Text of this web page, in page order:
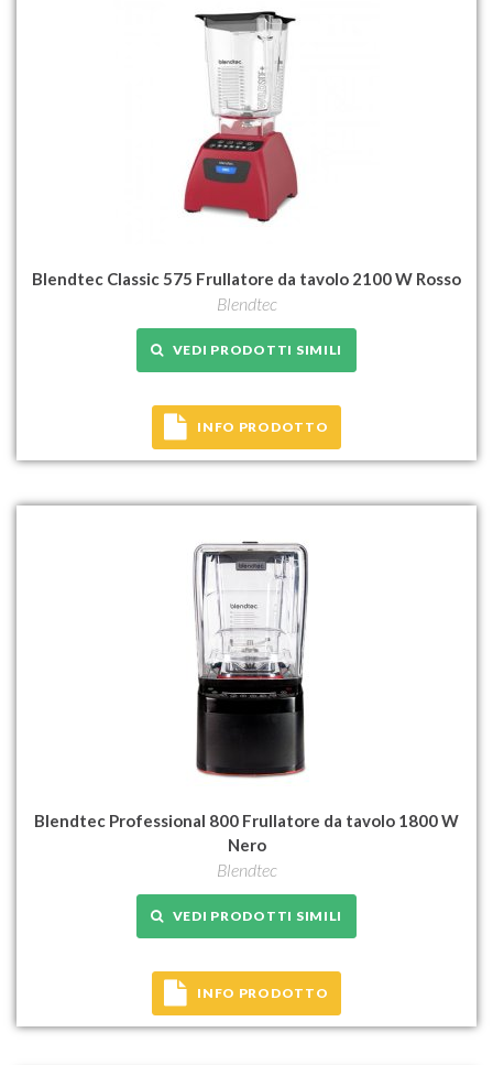
Blendtec Classic 575 Frullatore da tavolo 2100 W Rosso
Blendtec
VEDI PRODOTTI SIMILI
INFO PRODOTTO
Blendtec Professional 800 Frullatore da tavolo 1800 W
Nero
Blendtec
VEDI PRODOTTI SIMILI
INFO PRODOTTO